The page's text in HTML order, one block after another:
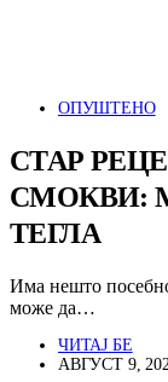
ОПУШТЕНО
СТАР
СМОКВИ:
ТЕГЛА
Има нешто
може да…
ЧИТАЈ БЕ
АВГУСТ 9,